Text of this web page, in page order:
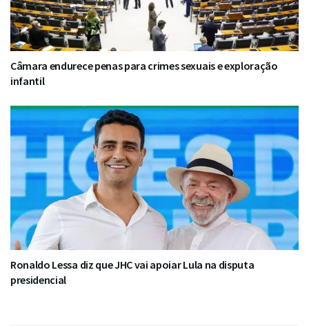
Câmara endurece penas para crimes sexuais e exploração
infantil
Ronaldo Lessa diz que JHC vai apoiar Lula na disputa
presidencial